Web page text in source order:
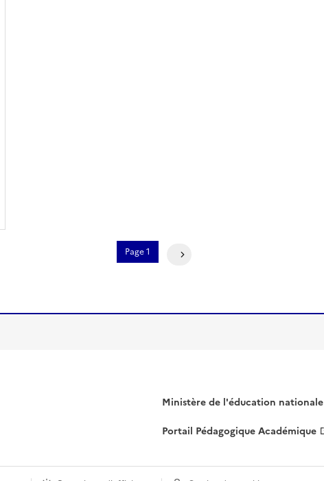
Pagination
Page 1
Ministère de l'éducation nationale
Portail Pédagogique Académique